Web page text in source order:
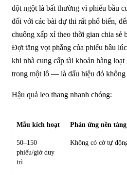
đột ngột là bất thường vì phiếu bầu
đối với các bài dự thi rất phổ biến,
chuông xấp xỉ theo thời gian chia sẻ
Đợt tăng vọt phẳng của phiếu bầu
khi nhà cung cấp tài khoản hàng
trong một lô — là dấu hiệu đỏ không
Hậu quả leo thang nhanh chóng:
Mẫu kích hoạt Phản ứng nền
50–150
phiếu/giờ duy
trì
Không có cờ tự